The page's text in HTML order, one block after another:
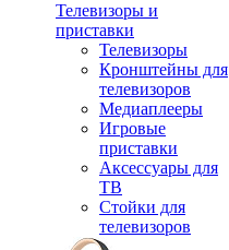
Телевизоры и
приставки
Телевизоры
Кронштейны для
телевизоров
Медиаплееры
Игровые
приставки
Аксессуары для
ТВ
Стойки для
телевизоров